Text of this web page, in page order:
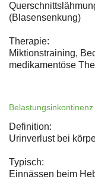
(Blasensenkung)
Therapie:
Miktionstraining,
medikamentöse
Definition:
Urinverlust bei
Typisch:
Einnässen beim